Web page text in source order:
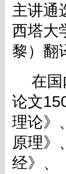
主讲通
西塔大
黎）翻
在
论文
理论》
原理》
经》、